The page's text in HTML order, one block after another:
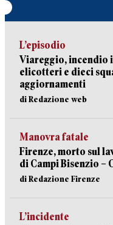
L’episodio
Viareggio, incendio
elicotteri e dieci
aggiornamenti
di Redazione web
Manovra fatale
Firenze, morto sul
di Campi Bisenzio –
di Redazione Firenze
L’incidente